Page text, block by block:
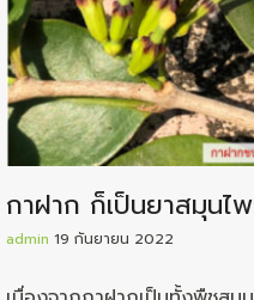
กาฝาก ก็เป็นยาสมุนไ
admin 19 กันยายน 2022